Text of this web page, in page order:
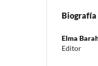
Biografía
Elma
Editor